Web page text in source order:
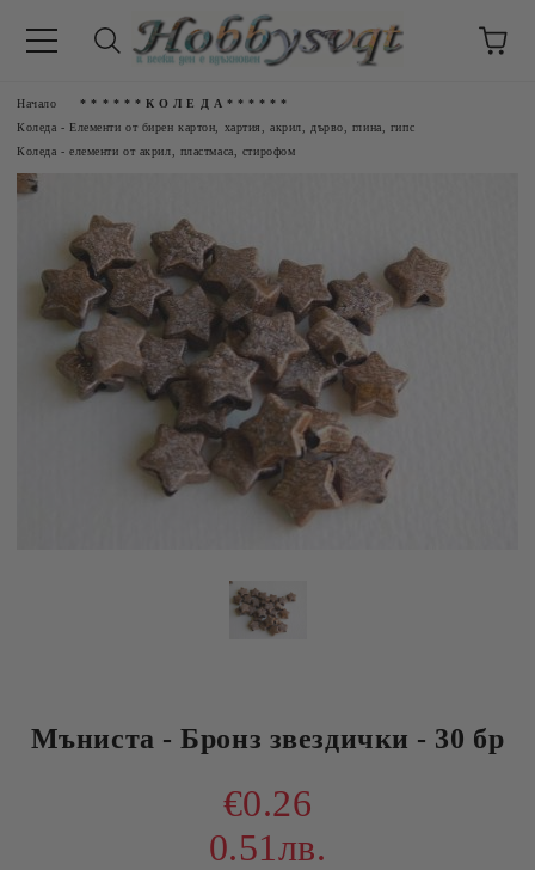
Начало
* * * * * * К О Л Е Д А * * * * * *
Коледа - Eлементи от бирен картон, хартия, акрил, дърво, глина, гипс
Коледа - елементи от акрил, пластмаса, стирофом
Мъниста - Бронз звездички - 30 бр
€0.26
0.51лв.